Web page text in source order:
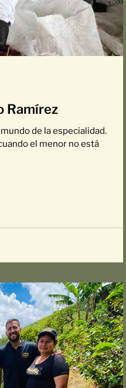
Ramírez
de la especialidad.
el menor no está